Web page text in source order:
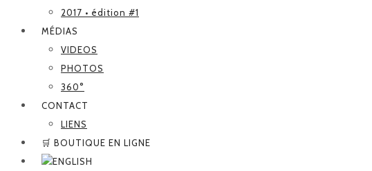
2017 • édition #1
MÉDIAS
VIDEOS
PHOTOS
360°
CONTACT
LIENS
🛒 BOUTIQUE EN LIGNE